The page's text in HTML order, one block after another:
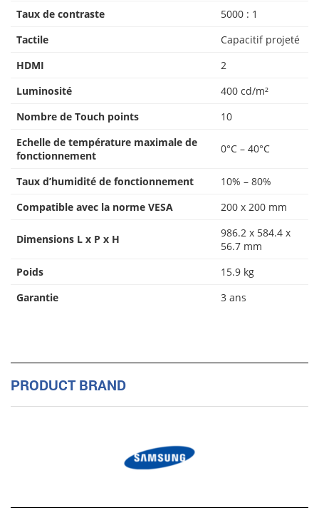
Taux de contraste
5000 : 1
Tactile
Capacitif projeté
HDMI
2
Luminosité
400 cd/m²
Nombre de Touch points
10
Echelle de température maximale de
fonctionnement
0°C – 40°C
Taux d’humidité de fonctionnement
10% – 80%
Compatible avec la norme VESA
200 x 200 mm
Dimensions L x P x H
986.2 x 584.4 x
56.7 mm
Poids
15.9 kg
Garantie
3 ans
PRODUCT BRAND